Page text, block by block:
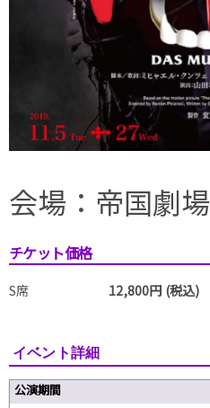
会場：帝国劇場
チケット価格
S席 12,800円 (税込)
イベント詳細
公演期間